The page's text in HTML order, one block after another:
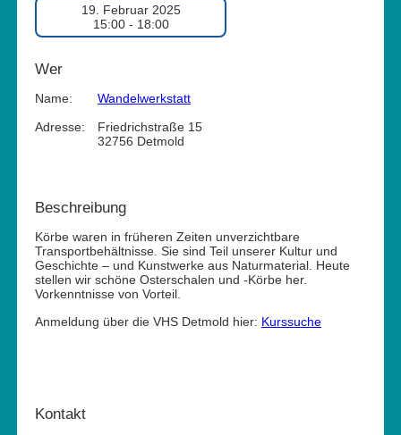
19. Februar 2025
15:00 - 18:00
Wer
Name:
Wandelwerkstatt
Adresse:
Friedrichstraße 15
32756 Detmold
Beschreibung
Körbe waren in früheren Zeiten unverzichtbare
Transportbehältnisse. Sie sind Teil unserer Kultur und
Geschichte – und Kunstwerke aus Naturmaterial. Heute
stellen wir schöne Osterschalen und -Körbe her.
Vorkenntnisse von Vorteil.
Anmeldung über die VHS Detmold hier: Kurssuche
Kontakt